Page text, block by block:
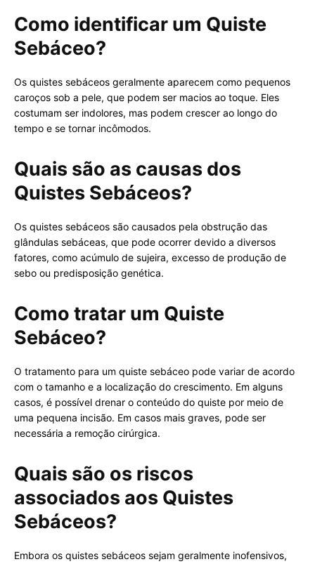
Como identificar um Quiste
Sebáceo?
Os quistes sebáceos geralmente aparecem como pequenos
caroços sob a pele, que podem ser macios ao toque. Eles
costumam ser indolores, mas podem crescer ao longo do
tempo e se tornar incômodos.
Quais são as causas dos
Quistes Sebáceos?
Os quistes sebáceos são causados pela obstrução das
glândulas sebáceas, que pode ocorrer devido a diversos
fatores, como acúmulo de sujeira, excesso de produção de
sebo ou predisposição genética.
Como tratar um Quiste
Sebáceo?
O tratamento para um quiste sebáceo pode variar de acordo
com o tamanho e a localização do crescimento. Em alguns
casos, é possível drenar o conteúdo do quiste por meio de
uma pequena incisão. Em casos mais graves, pode ser
necessária a remoção cirúrgica.
Quais são os riscos
associados aos Quistes
Sebáceos?
Embora os quistes sebáceos sejam geralmente inofensivos,